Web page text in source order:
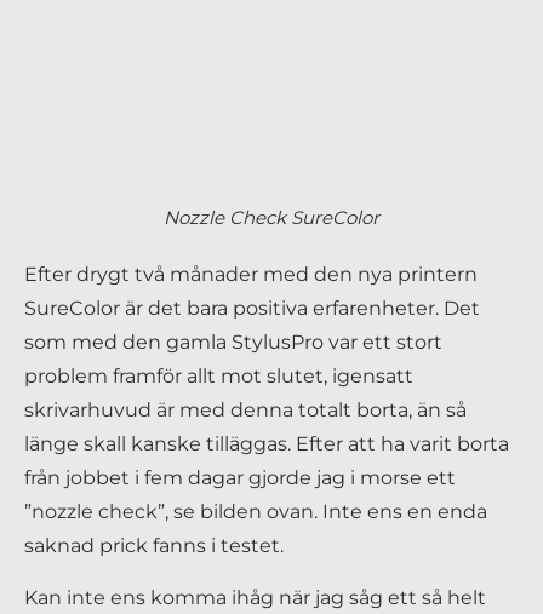
Nozzle Check SureColor
Efter drygt två månader med den nya printern
SureColor är det bara positiva erfarenheter. Det
som med den gamla StylusPro var ett stort
problem framför allt mot slutet, igensatt
skrivarhuvud är med denna totalt borta, än så
länge skall kanske tilläggas. Efter att ha varit borta
från jobbet i fem dagar gjorde jag i morse ett
”nozzle check”, se bilden ovan. Inte ens en enda
saknad prick fanns i testet.
Kan inte ens komma ihåg när jag såg ett så helt